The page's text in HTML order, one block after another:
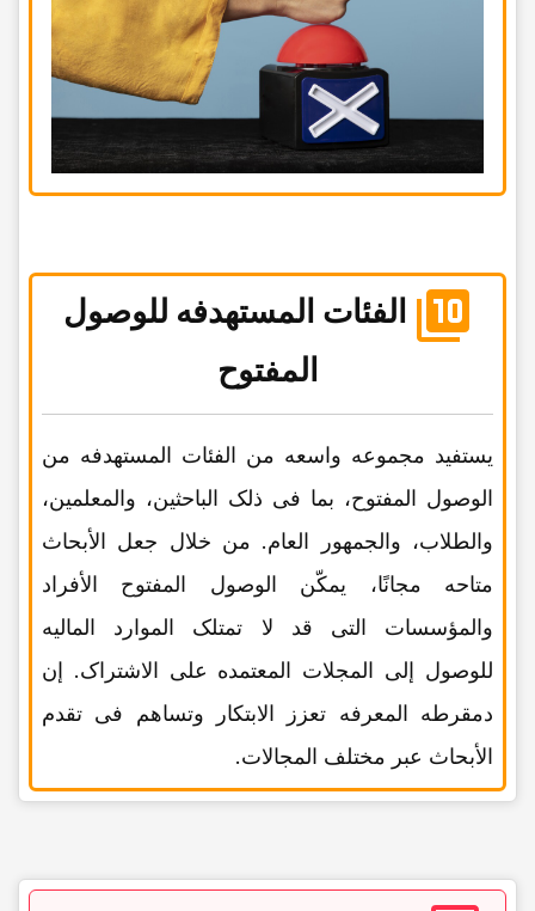
الفئات المستهدفه للوصول
المفتوح
یستفید مجموعه واسعه من الفئات المستهدفه من
الوصول المفتوح، بما فی ذلک الباحثین، والمعلمین،
والطلاب، والجمهور العام. من خلال جعل الأبحاث
متاحه مجانًا، یمکّن الوصول المفتوح الأفراد
والمؤسسات التی قد لا تمتلک الموارد المالیه
للوصول إلى المجلات المعتمده على الاشتراک. إن
دمقرطه المعرفه تعزز الابتکار وتساهم فی تقدم
الأبحاث عبر مختلف المجالات.